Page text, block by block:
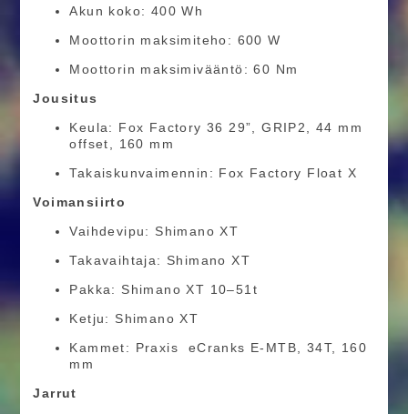
Akun koko: 400 Wh
Moottorin maksimiteho: 600 W
Moottorin maksimivääntö: 60 Nm
Jousitus
Keula: Fox Factory 36 29”, GRIP2, 44 mm
offset, 160 mm
Takaiskunvaimennin: Fox Factory Float X
Voimansiirto
Vaihdevipu: Shimano XT
Takavaihtaja: Shimano XT
Pakka: Shimano XT 10–51t
Ketju: Shimano XT
Kammet: Praxis eCranks E-MTB, 34T, 160
mm
Jarrut